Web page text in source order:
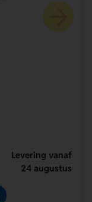
Levering vanaf
24 augustus